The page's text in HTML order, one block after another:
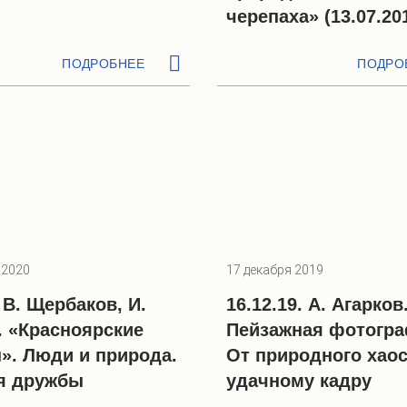
ПОДРОБНЕЕ
черепаха»
В. Щербаков, И.
«Красноярские
Люди и природа.
дружбы
17 декабря 2019
16.12.19. А.
Пейзажная
От природного
удачному кадру